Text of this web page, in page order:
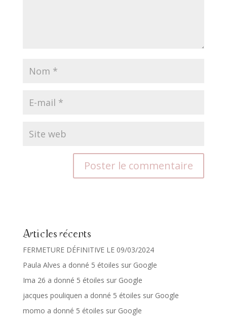
Articles récents
FERMETURE DÉFINITIVE LE 09/03/2024
Paula Alves a donné 5 étoiles sur Google
Ima 26 a donné 5 étoiles sur Google
jacques pouliquen a donné 5 étoiles sur Google
momo a donné 5 étoiles sur Google